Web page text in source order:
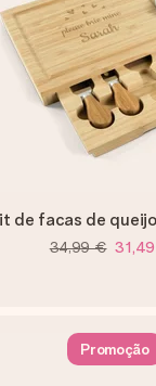
de facas de
34,99 €
Promoção